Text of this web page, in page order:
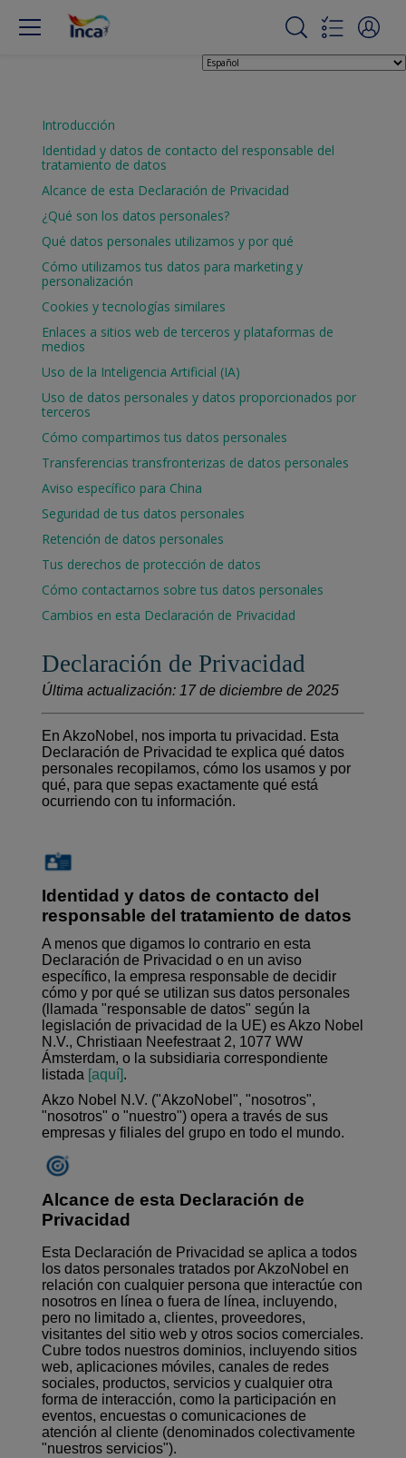
Introducción
Identidad y datos de contacto del responsable del
tratamiento de datos
Alcance de esta Declaración de Privacidad
¿Qué son los datos personales?
Qué datos personales utilizamos y por qué
Cómo utilizamos tus datos para marketing y
personalización
Cookies y tecnologías similares
Enlaces a sitios web de terceros y plataformas de
medios
Uso de la Inteligencia Artificial (IA)
Uso de datos personales y datos proporcionados por
terceros
Cómo compartimos tus datos personales
Transferencias transfronterizas de datos personales
Aviso específico para China
Seguridad de tus datos personales
Retención de datos personales
Tus derechos de protección de datos
Cómo contactarnos sobre tus datos personales
Cambios en esta Declaración de Privacidad
Declaración de Privacidad
Última actualización: 17 de diciembre de 2025
En AkzoNobel, nos importa tu privacidad. Esta
Declaración de Privacidad te explica qué datos
personales recopilamos, cómo los usamos y por
qué, para que sepas exactamente qué está
ocurriendo con tu información.
Identidad y datos de contacto del
responsable del tratamiento de datos
A menos que digamos lo contrario en esta
Declaración de Privacidad o en un aviso
específico, la empresa responsable de decidir
cómo y por qué se utilizan sus datos personales
(llamada "responsable de datos" según la
legislación de privacidad de la UE) es Akzo Nobel
N.V., Christiaan Neefestraat 2, 1077 WW
Ámsterdam, o la subsidiaria correspondiente
listada [aquí].
Akzo Nobel N.V. ("AkzoNobel", "nosotros",
"nosotros" o "nuestro") opera a través de sus
empresas y filiales del grupo en todo el mundo.
Alcance de esta Declaración de
Privacidad
Esta Declaración de Privacidad se aplica a todos
los datos personales tratados por AkzoNobel en
relación con cualquier persona que interactúe con
nosotros en línea o fuera de línea, incluyendo,
pero no limitado a, clientes, proveedores,
visitantes del sitio web y otros socios comerciales.
Cubre todos nuestros dominios, incluyendo sitios
web, aplicaciones móviles, canales de redes
sociales, productos, servicios y cualquier otra
forma de interacción, como la participación en
eventos, encuestas o comunicaciones de
atención al cliente (denominados colectivamente
"nuestros servicios").